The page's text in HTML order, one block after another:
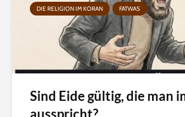
DIE RELIGION IM KORAN FATWAS
Sind Eide gültig, die man
ausspricht?